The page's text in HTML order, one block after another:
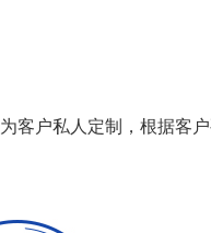
为客户私人定制，根据客